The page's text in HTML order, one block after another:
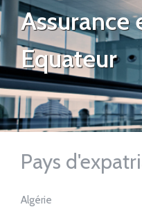
Assurance
Equateur
Pays
Algérie